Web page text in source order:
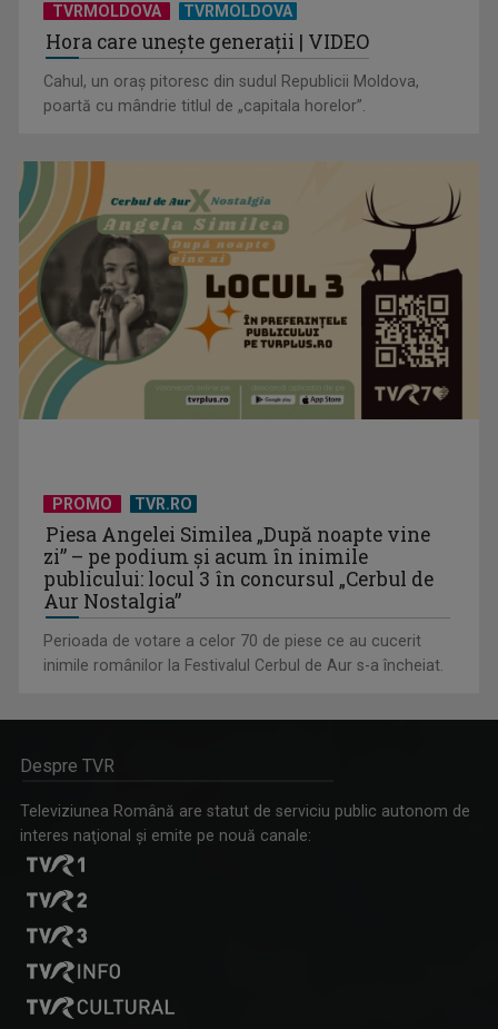
TVRMOLDOVA TVRMOLDOVA
Hora care unește generații | VIDEO
Cahul, un oraș pitoresc din sudul Republicii Moldova,
poartă cu mândrie titlul de „capitala horelor”.
PROMO TVR.RO
Piesa Angelei Similea „După noapte vine
zi” – pe podium şi acum în inimile
publicului: locul 3 în concursul „Cerbul de
Aur Nostalgia”
Perioada de votare a celor 70 de piese ce au cucerit
inimile românilor la Festivalul Cerbul de Aur s-a încheiat.
Despre TVR
Televiziunea Română are statut de serviciu public autonom de
interes naţional şi emite pe nouă canale: